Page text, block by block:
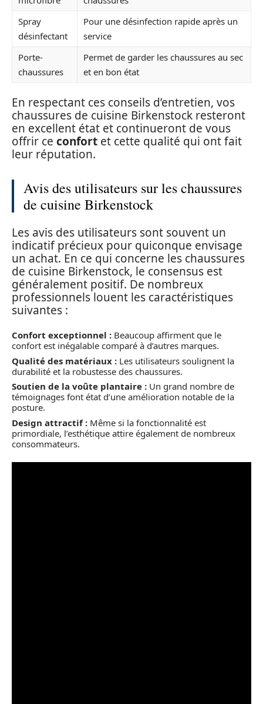
Spray
désinfectant
Pour une désinfection rapide après un
service
Porte-
chaussures
Permet de garder les chaussures au sec
et en bon état
En respectant ces conseils d’entretien, vos
chaussures de cuisine Birkenstock resteront
en excellent état et continueront de vous
offrir ce confort et cette qualité qui ont fait
leur réputation.
Avis des utilisateurs sur les chaussures
de cuisine Birkenstock
Les avis des utilisateurs sont souvent un
indicatif précieux pour quiconque envisage
un achat. En ce qui concerne les chaussures
de cuisine Birkenstock, le consensus est
généralement positif. De nombreux
professionnels louent les caractéristiques
suivantes :
Confort exceptionnel : Beaucoup affirment que le
confort est inégalable comparé à d’autres marques.
Qualité des matériaux : Les utilisateurs soulignent la
durabilité et la robustesse des chaussures.
Soutien de la voûte plantaire : Un grand nombre de
témoignages font état d’une amélioration notable de la
posture.
Design attractif : Même si la fonctionnalité est
primordiale, l’esthétique attire également de nombreux
consommateurs.